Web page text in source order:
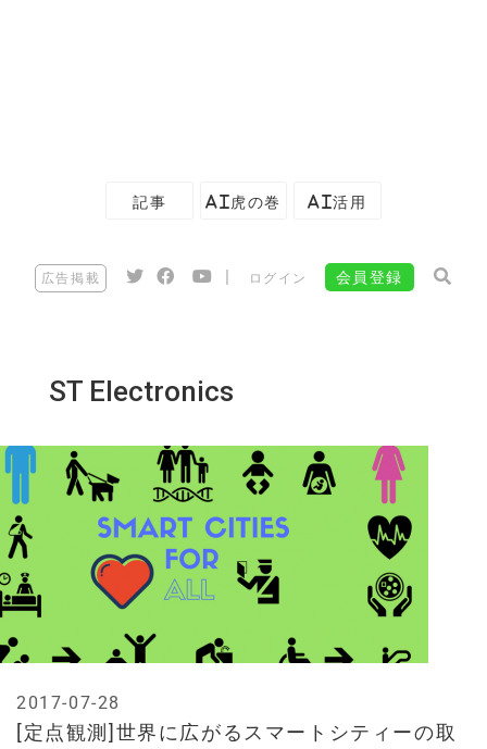
記事 AI虎の巻 AI活用
広告掲載 ログイン 会員登録
ST Electronics
[定点観測]世界に広がるスマートシティーの取
2017-07-28